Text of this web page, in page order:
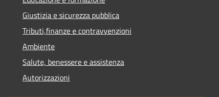
Giustizia e sicurezza pubblica
Tributi,finanze e contravvenzioni
Ambiente
Salute, benessere e assistenza
Autorizzazioni